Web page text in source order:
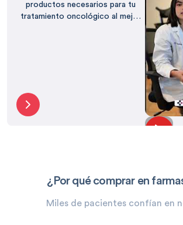
productos necesarios para tu
tratamiento oncológico al mejor
¿Por qué comprar en
Miles de pacientes confían en